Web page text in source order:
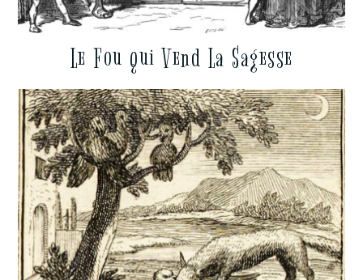
Le Fou qui Vend La Sagesse